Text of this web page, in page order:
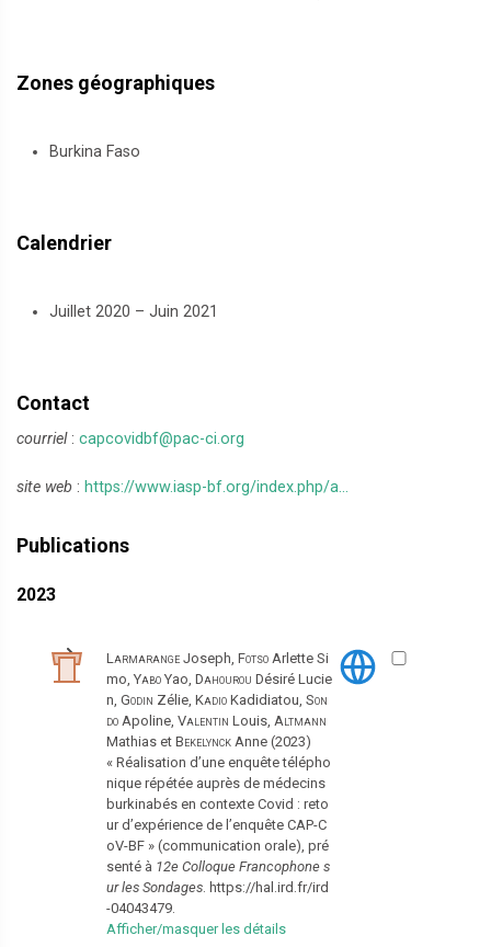
Zones géographiques
Burkina Faso
Calendrier
Juillet 2020 – Juin 2021
Contact
courriel: capcovidbf@pac-ci.org
site web : https://www.iasp-bf.org/index.php/a...
Publications
2023
Larmarange Joseph, Fotso Arlette Si
mo, Yabo Yao, Dahourou Désiré Lucie
n, Godin Zélie, Kadio Kadidiatou, Son
do Apoline, Valentin Louis, Altmann
Mathias et Bekelynck Anne (2023)
« Réalisation d’une enquête télépho
nique répétée auprès de médecins
burkinabés en contexte Covid : reto
ur d’expérience de l’enquête CAP-C
oV-BF » (communication orale), pré
senté à 12e Colloque Francophone s
ur les Sondages . https://hal.ird.fr/ird
-04043479.
Afficher/masquer les détails